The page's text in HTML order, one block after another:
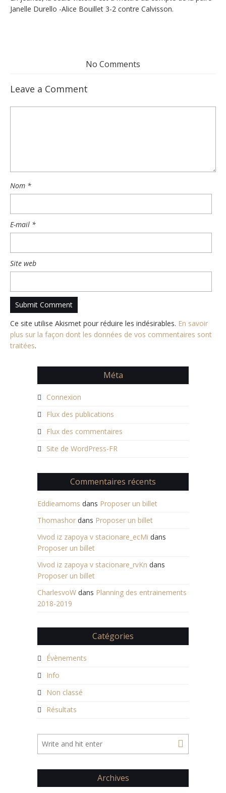
Janelle Durello -Alice Bouillet 3-2 contre Calvisson.
No Comments
Leave a Comment
Nom *
E-mail *
Site web
Ce site utilise Akismet pour réduire les indésirables. En savoir
plus sur la façon dont les données de vos commentaires sont
traitées.
Méta
Connexion
Flux des publications
Flux des commentaires
Site de WordPress-FR
Commentaires récents
Eddieamoms dans Proposer un billet
Thomashor dans Proposer un billet
Vivod iz zapoya v stacionare_ecMi dans
Proposer un billet
Vivod iz zapoya v stacionare_rvKn dans
Proposer un billet
CharlesvoW dans Planning des entrainements
2018-2019
Catégories
Évènements
Info
Non classé
Résultats
Archives